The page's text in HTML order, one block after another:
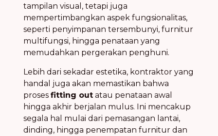
tampilan visual, tetapi juga
mempertimbangkan aspek fungsionalitas,
seperti penyimpanan tersembunyi, furnitur
multifungsi, hingga penataan yang
memudahkan pergerakan penghuni.
Lebih dari sekadar estetika, kontraktor yang
handal juga akan memastikan bahwa
proses fitting out atau penataan awal
hingga akhir berjalan mulus. Ini mencakup
segala hal mulai dari pemasangan lantai,
dinding, hingga penempatan furnitur dan